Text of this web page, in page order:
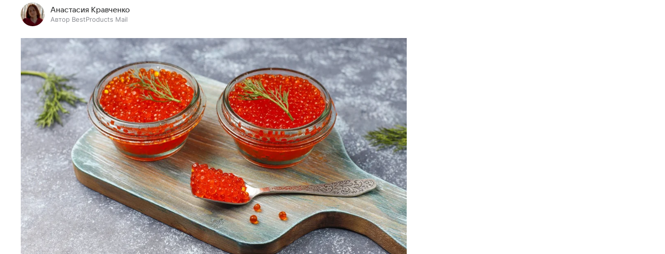
Анастасия Кравченко
Автор BestProducts Mail